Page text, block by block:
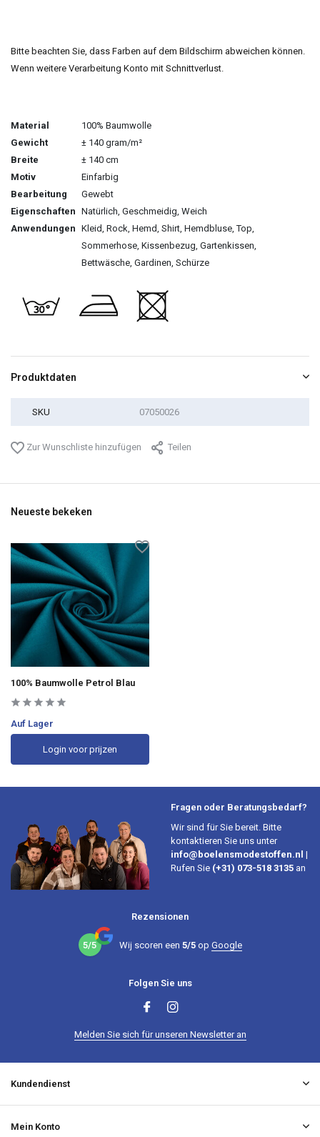
Bitte beachten Sie, dass Farben auf dem Bildschirm abweichen können.
Wenn weitere Verarbeitung Konto mit Schnittverlust.
Material
100% Baumwolle
Gewicht
± 140 gram/m²
Breite
± 140 cm
Motiv
Einfarbig
Bearbeitung
Gewebt
Eigenschaften Natürlich, Geschmeidig, Weich
Anwendungen Kleid, Rock, Hemd, Shirt, Hemdbluse, Top,
Sommerhose, Kissenbezug, Gartenkissen,
Bettwäsche, Gardinen, Schürze
Produktdaten
SKU 07050026
Zur Wunschliste hinzufügen Teilen
Neueste bekeken
100% Baumwolle Petrol Blau
Auf Lager
Login voor prijzen
Fragen oder Beratungsbedarf?
Wir sind für Sie bereit. Bitte
kontaktieren Sie uns unter
info@boelensmodestoffen.nl |
Rufen Sie (+31) 073-518 3135 an
Rezensionen
5/5 Wij scoren een 5/5op Google
Folgen Sie uns
Melden Sie sich für unseren Newsletter an
Kundendienst
Mein Konto